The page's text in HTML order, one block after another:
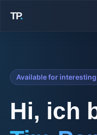
TP.
Available for
Hi, ich